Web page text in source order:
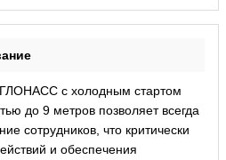
с холодным стартом
до 9 метров позволяет всегда
сотрудников, что критически
и обеспечения